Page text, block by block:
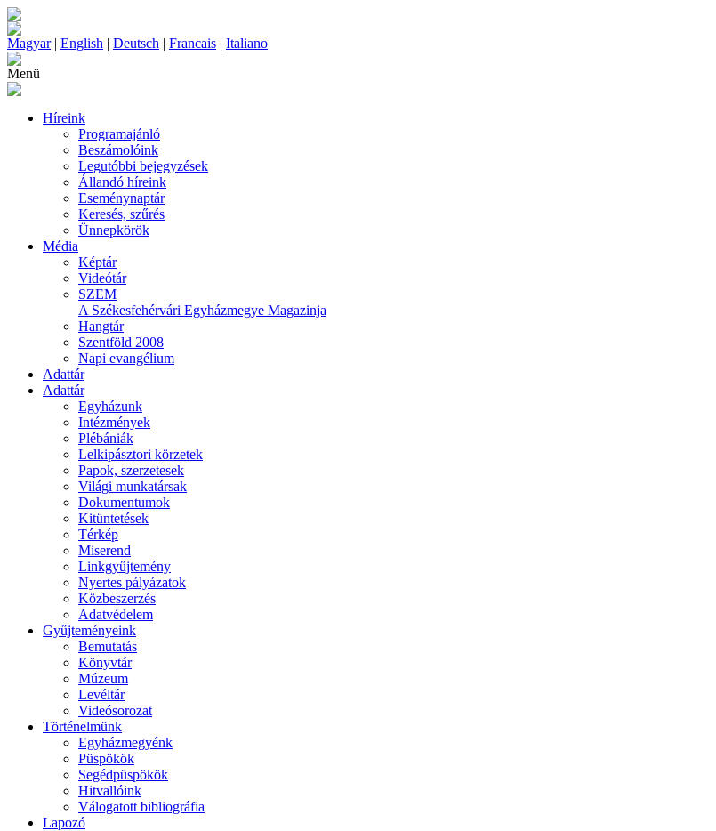
Magyar| English | Deutsch | Francais | Italiano
Menü
Híreink
Programajánló
Beszámolóink
Legutóbbi bejegyzések
Állandó híreink
Eseménynaptár
Keresés, szűrés
Ünnepkörök
Média
Képtár
Videótár
SZEM
A Székesfehérvári Egyházmegye Magazinja
Hangtár
Szentföld 2008
Napi evangélium
Adattár
Adattár
Egyházunk
Intézmények
Plébániák
Lelkipásztori körzetek
Papok, szerzetesek
Világi munkatársak
Dokumentumok
Kitüntetések
Térkép
Miserend
Linkgyűjtemény
Nyertes pályázatok
Közbeszerzés
Adatvédelem
Gyűjteményeink
Bemutatás
Könyvtár
Múzeum
Levéltár
Videósorozat
Történelmünk
Egyházmegyénk
Püspökök
Segédpüspökök
Hitvallóink
Válogatott bibliográfia
Lapozó